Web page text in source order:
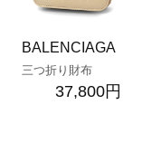
BALENCIAGA
三つ折り財布
37,800円